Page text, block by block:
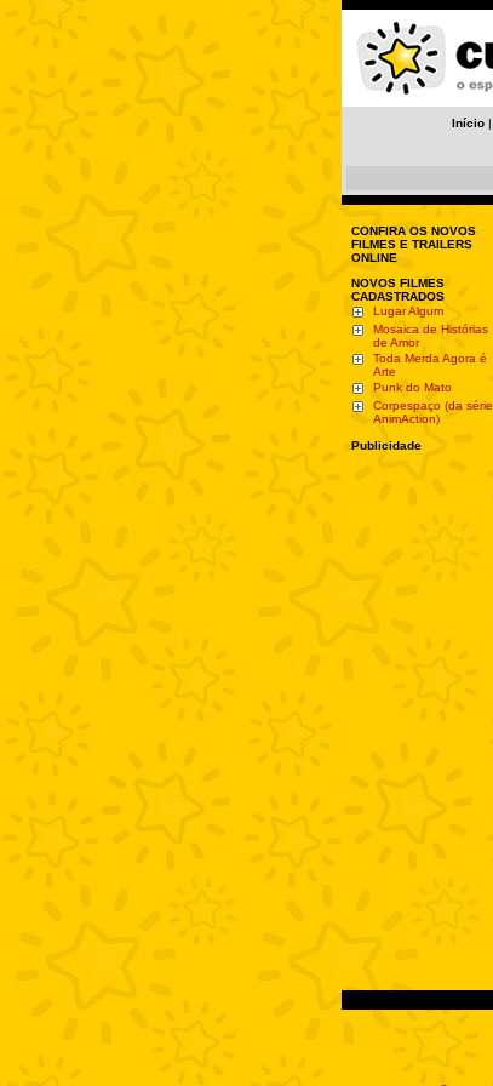
Início |
CONFIRA OS NOVOS
FILMES E TRAILERS
ONLINE
NOVOS FILMES
CADASTRADOS
Lugar Algum
Mosaica de Histórias
de Amor
Toda Merda Agora é
Arte
Punk do Mato
Corpespaço (da série
AnimAction)
Publicidade